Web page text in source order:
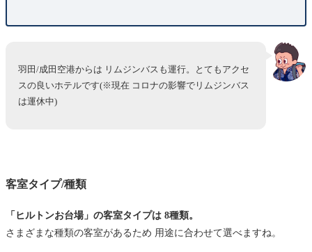
羽田/成田空港からは リムジンバスも運行。とてもアクセ
スの良いホテルです(※現在 コロナの影響でリムジンバス
は運休中)
客室タイプ/種類
「ヒルトンお台場」の客室タイプは 8種類。
さまざまな種類の客室があるため 用途に合わせて選べますね。